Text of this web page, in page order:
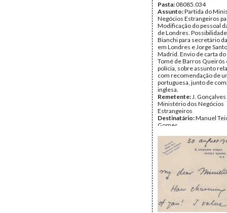
Pasta:08085.034
Assunto:Partida do
Negócios Estrangeiros
Modificação do pessoal
de Londres.
Bianchi para secretário
em Londres e Jorge
Madrid. Envio de carta
Tomé de Barros Queirós
polícia, sobre assunto
com recomendação de
portuguesa, junto de
inglesa.
Remetente:J.
Ministério dos Negócios
Estrangeiros
Destinatário:Manuel
Gomes
1922
Fundo:DTE -
Teixeira Gomes
Página(s):